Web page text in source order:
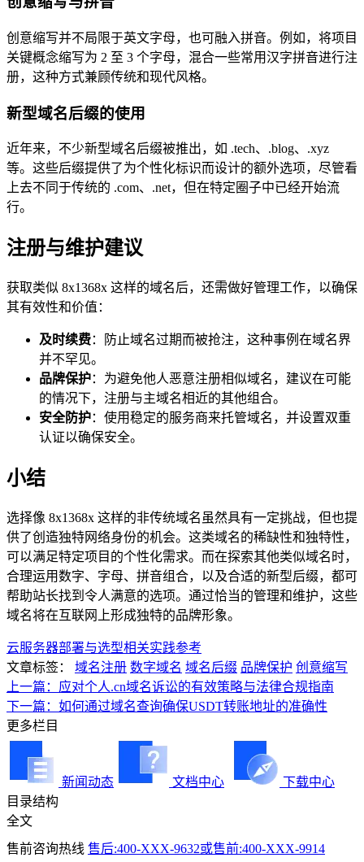
创意缩写并不局限于英文字母，也可融入拼音。例如，将项目
关键概念缩写为 2 至 3 个字母，混合一些常用汉字拼音进行注
册，这种方式兼顾传统和现代风格。
新型域名后缀的使用
近年来，不少新型域名后缀被推出，如 .tech、.blog、.xyz
等。这些后缀提供了为个性化标识而设计的额外选项，尽管看
上去不同于传统的 .com、.net，但在特定圈子中已经开始流
行。
注册与维护建议
获取类似 8x1368x 这样的域名后，还需做好管理工作，以确保
其有效性和价值：
及时续费：防止域名过期而被抢注，这种事例在域名界
并不罕见。
品牌保护：为避免他人恶意注册相似域名，建议在可能
的情况下，注册与主域名相近的其他组合。
安全防护：使用稳定的服务商来托管域名，并设置双重
认证以确保安全。
小结
选择像 8x1368x 这样的非传统域名虽然具有一定挑战，但也提
供了创造独特网络身份的机会。这类域名的稀缺性和独特性，
可以满足特定项目的个性化需求。而在探索其他类似域名时，
合理运用数字、字母、拼音组合，以及合适的新型后缀，都可
帮助站长找到令人满意的选项。通过恰当的管理和维护，这些
域名将在互联网上形成独特的品牌形象。
云服务器部署与选型相关实践参考
文章标签：
域名注册 数字域名 域名后缀 品牌保护 创意缩写
上一篇：应对个人.cn域名诉讼的有效策略与法律合规指南
下一篇：如何通过域名查询确保USDT转账地址的准确性
更多栏目
新闻动态 文档中心
下载中心
目录结构
全文
售前咨询热线 售后:400-XXX-9632或售前:400-XXX-9914